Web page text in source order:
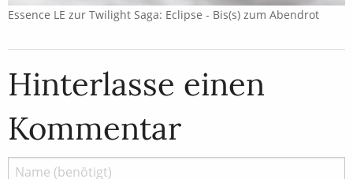
Essence LE zur Twilight Saga: Eclipse - Bis(s) zum Abendrot
Hinterlasse einen
Kommentar